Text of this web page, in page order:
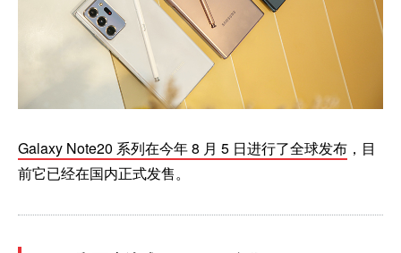
Galaxy Note20 系列在今年 8 月 5 日进行了全球发布 ，目
前它已经在国内正式发售。